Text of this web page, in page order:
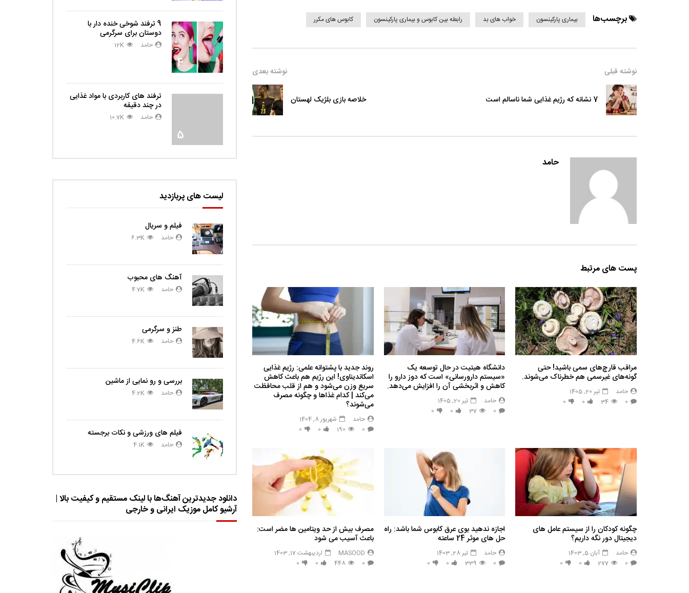
برچسب‌ها بیماری پارکینسون خواب های بد رابطه بین کابوس و بیماری پارکینسون کابوس های مکرر
نوشته قبلی
7 نشانه که رژیم غذایی شما ناسالم است
نوشته بعدی
خلاصه بازی بلژیک لهستان
حامد
پست های مرتبط
مراقب قارچ‌های سمی باشید! حتی
گونه‌های غیرسمی هم خطرناک می‌شوند.
حامد
تیر 20, 1405
0
34
0
0
دانشگاه هیتیت در حال توسعه یک
«سیستم دارورسانی» است که دوز دارو را
کاهش و اثربخشی آن را افزایش می‌دهد.
حامد
تیر 20, 1405
0
37
0
0
روند جدید با پشتوانه علمی: رژیم غذایی
اسکاندیناوی! این رژیم هم باعث کاهش
سریع وزن می‌شود و هم از قلب محافظت
می‌کند | کدام غذاها و چگونه مصرف
می‌شوند؟
حامد
شهریور 8, 1404
0
190
0
0
چگونه کودکان را از سیستم عامل های
دیجیتال دور نگه داریم؟
حامد
آبان 5, 1403
0
277
0
0
اجازه ندهید بوی عرق کابوس شما باشد: راه
حل های موثر 24 ساعته
حامد
تیر 28, 1403
0
339
0
0
مصرف بیش از حد ویتامین ها مضر است:
باعث آسیب می شود
MASOOD
اردیبهشت 17, 1403
0
448
0
0
4
9 ترفند شوخی خنده دار با
دوستان برای سرگرمی
حامد 12K
5
ترفند های کاربردی با مواد غذایی
در چند دقیقه
حامد 10.7K
لیست های پربازدید
فیلم و سریال
حامد 6.3K
آهنگ های محبوب
حامد 4.7K
طنز و سرگرمی
حامد 4.6K
بررسی و رو نمایی از ماشین
حامد 4.2K
فیلم های ورزشی و نکات برجسته
حامد 4.1K
دانلود جدیدترین آهنگ‌ها با لینک مستقیم و کیفیت بالا |
آرشیو کامل موزیک ایرانی و خارجی